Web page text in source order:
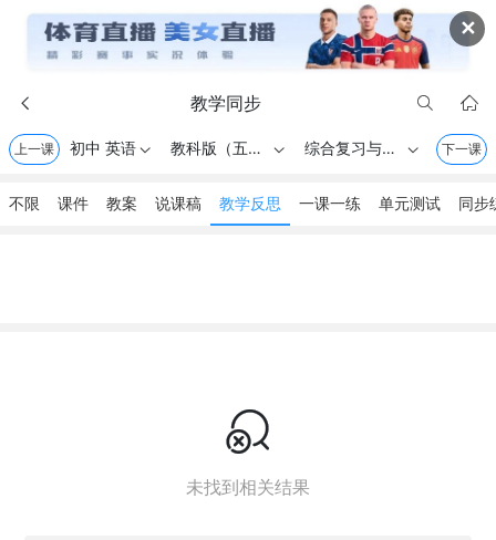
✕
 教学同步  
上一课 初中 英语 教科版（五四学制） . 六年级上册  综合复习与测试  下一课
不限 课件 教案 说课稿 教学反思 一课一练 单元测试 同步

未找到相关结果